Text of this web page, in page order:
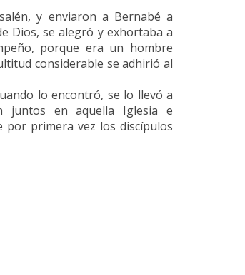
y enviaron a Bernabé a
Dios, se alegró y exhortaba a
porque era un hombre
considerable se adhirió al
lo encontró, se lo llevó a
juntos en aquella Iglesia e
por primera vez los discípulos